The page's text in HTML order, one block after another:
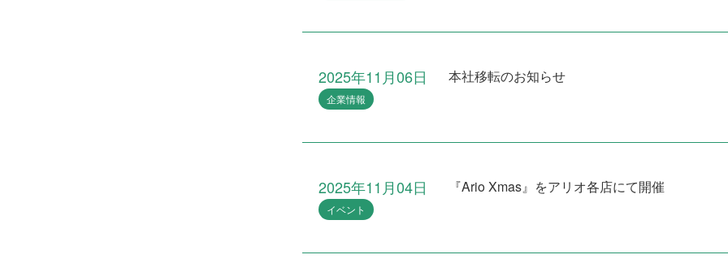
2025年11月06日
企業情報
本社移転のお知らせ
2025年11月04日
イベント
『Ario Xmas』をアリオ各店にて開催